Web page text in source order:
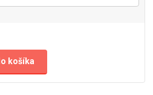
košíka